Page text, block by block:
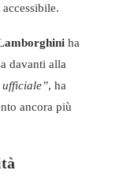
ha
davanti alla
ufficiale”, ha
ancora più